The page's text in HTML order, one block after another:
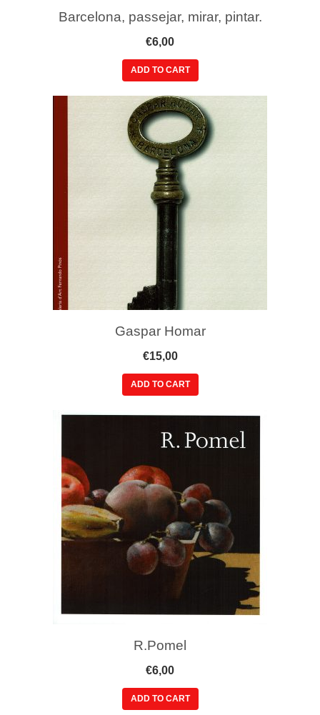
Barcelona, passejar, mirar, pintar.
€6,00
ADD TO CART
Gaspar Homar
€15,00
ADD TO CART
R.Pomel
€6,00
ADD TO CART